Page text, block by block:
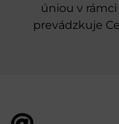
úniou v
prevádzkuje